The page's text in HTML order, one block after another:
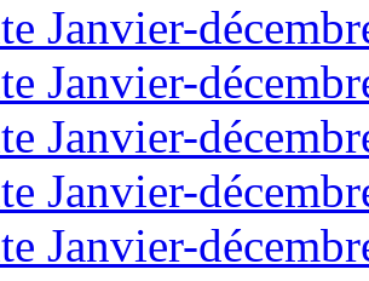
Janvier-
Janvier-
Janvier-
Janvier-
Janvier-